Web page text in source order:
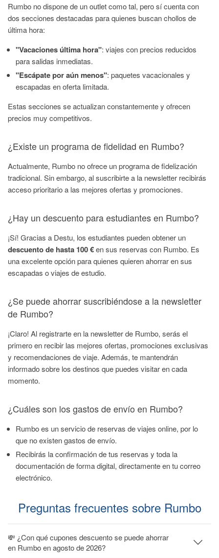
Rumbo no dispone de un outlet como tal, pero sí cuenta con
dos secciones destacadas para quienes buscan chollos de
última hora:
"Vacaciones última hora": viajes con precios reducidos
para salidas inmediatas.
"Escápate por aún menos": paquetes vacacionales y
escapadas en oferta limitada.
Estas secciones se actualizan constantemente y ofrecen
precios muy competitivos.
¿Existe un programa de fidelidad en Rumbo?
Actualmente, Rumbo no ofrece un programa de fidelización
tradicional. Sin embargo, al suscribirte a la newsletter recibirás
acceso prioritario a las mejores ofertas y promociones.
¿Hay un descuento para estudiantes en Rumbo?
¡Sí! Gracias a Destu, los estudiantes pueden obtener un
descuento de hasta 100 €en sus reservas con Rumbo. Es
una excelente opción para quienes quieren ahorrar en sus
escapadas o viajes de estudio.
¿Se puede ahorrar suscribiéndose a la newsletter
de Rumbo?
¡Claro! Al registrarte en la newsletter de Rumbo, serás el
primero en recibir las mejores ofertas, promociones exclusivas
y recomendaciones de viaje. Además, te mantendrán
informado sobre los destinos que puedes visitar en cada
momento.
¿Cuáles son los gastos de envío en Rumbo?
Rumbo es un servicio de reservas de viajes online, por lo
que no existen gastos de envío.
Recibirás la confirmación de tus reservas y toda la
documentación de forma digital, directamente en tu correo
electrónico.
Preguntas frecuentes sobre Rumbo
💸 ¿Con qué cupones descuento se puede ahorrar
en Rumbo en agosto de 2026?